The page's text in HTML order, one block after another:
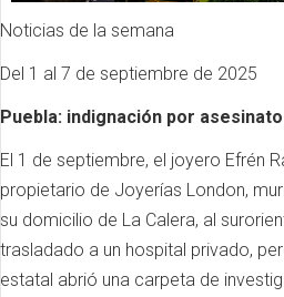
Noticias de la semana
Del 1 al 7 de septiembre de 2025
Puebla: indignación por
El 1 de septiembre, el joyero Efrén
propietario de Joyerías London,
su domicilio de La Calera, al
trasladado a un hospital privado,
estatal abrió una carpeta de